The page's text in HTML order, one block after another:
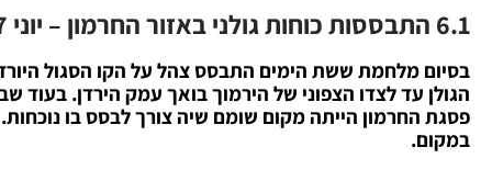
6.1 התבססות כוחות גולני באזור החרמון – יוני 1967
בסיום מלחמת ששת הימים התבסס צהל על הקו הסגול
הגולן עד לצדו הצפוני של הירמוך בואך עמק הירדן.
במקום.